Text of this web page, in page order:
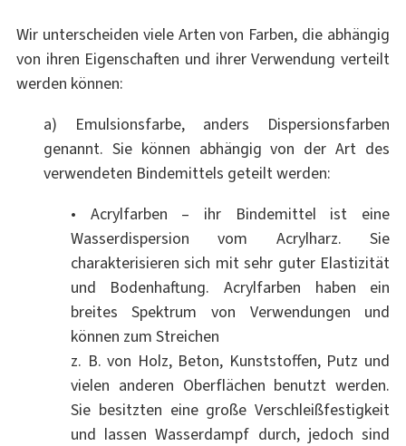
Wir unterscheiden viele Arten von Farben, die abhängig
von ihren Eigenschaften und ihrer Verwendung verteilt
werden können:
a) Emulsionsfarbe, anders Dispersionsfarben
genannt. Sie können abhängig von der Art des
verwendeten Bindemittels geteilt werden:
• Acrylfarben – ihr Bindemittel ist eine
Wasserdispersion vom Acrylharz. Sie
charakterisieren sich mit sehr guter Elastizität
und Bodenhaftung. Acrylfarben haben ein
breites Spektrum von Verwendungen und
können zum Streichen
z. B. von Holz, Beton, Kunststoffen, Putz und
vielen anderen Oberflächen benutzt werden.
Sie besitzten eine große Verschleißfestigkeit
und lassen Wasserdampf durch, jedoch sind